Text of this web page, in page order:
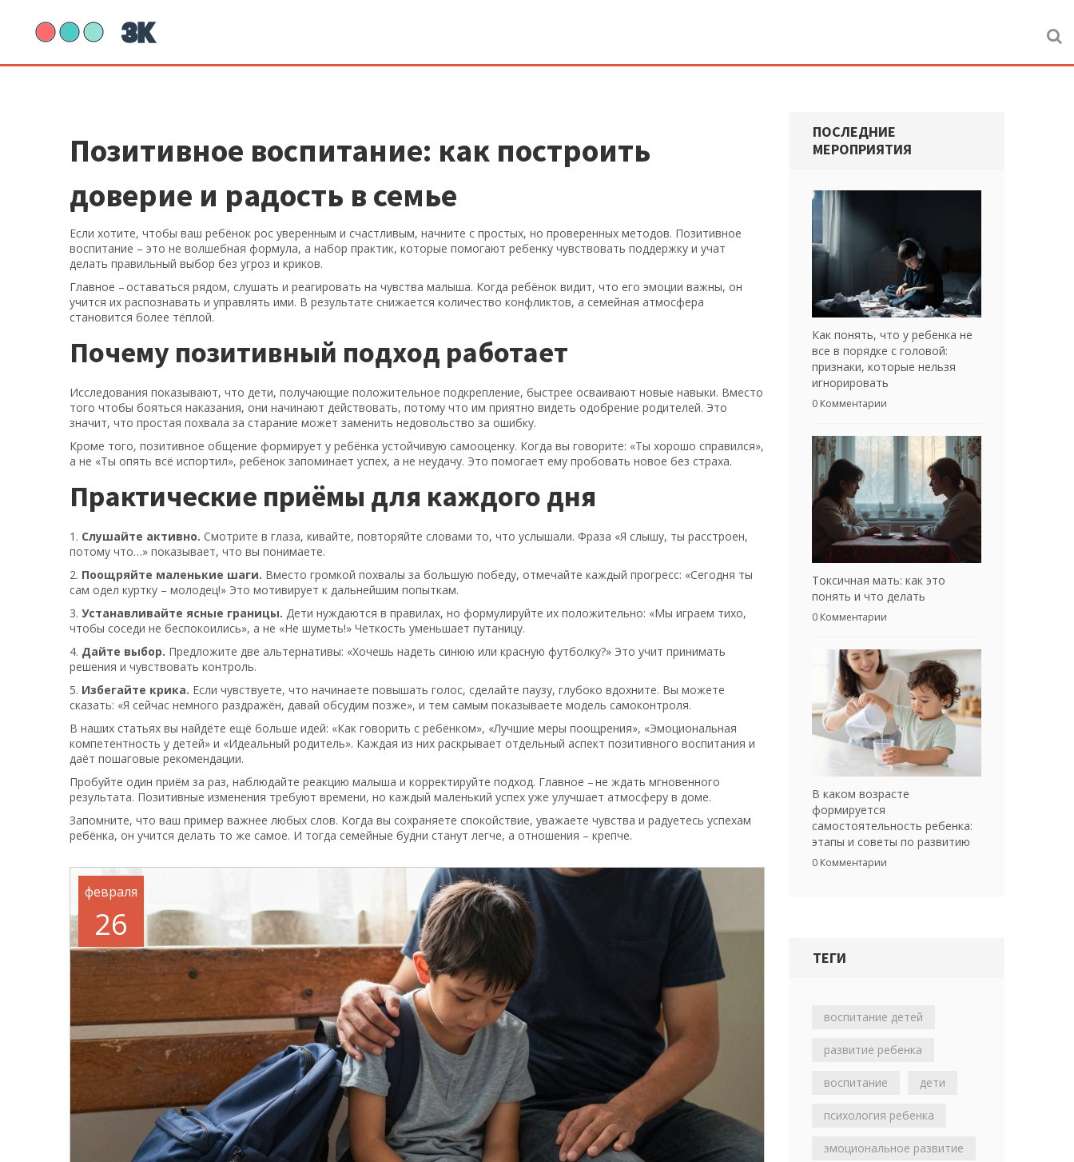
Позитивное воспитание: как построить
доверие и радость в семье
Если хотите, чтобы ваш ребёнок рос уверенным и счастливым, начните с простых, но проверенных методов. Позитивное
воспитание – это не волшебная формула, а набор практик, которые помогают ребенку чувствовать поддержку и учат
делать правильный выбор без угроз и криков.
Главное – оставаться рядом, слушать и реагировать на чувства малыша. Когда ребёнок видит, что его эмоции важны, он
учится их распознавать и управлять ими. В результате снижается количество конфликтов, а семейная атмосфера
становится более тёплой.
Почему позитивный подход работает
Исследования показывают, что дети, получающие положительное подкрепление, быстрее осваивают новые навыки. Вместо
того чтобы бояться наказания, они начинают действовать, потому что им приятно видеть одобрение родителей. Это
значит, что простая похвала за старание может заменить недовольство за ошибку.
Кроме того, позитивное общение формирует у ребёнка устойчивую самооценку. Когда вы говорите: «Ты хорошо справился»,
а не «Ты опять всё испортил», ребёнок запоминает успех, а не неудачу. Это помогает ему пробовать новое без страха.
Практические приёмы для каждого дня
1. Слушайте активно. Смотрите в глаза, кивайте, повторяйте словами то, что услышали. Фраза «Я слышу, ты расстроен,
потому что…» показывает, что вы понимаете.
2. Поощряйте маленькие шаги. Вместо громкой похвалы за большую победу, отмечайте каждый прогресс: «Сегодня ты
сам одел куртку – молодец!» Это мотивирует к дальнейшим попыткам.
3. Устанавливайте ясные границы. Дети нуждаются в правилах, но формулируйте их положительно: «Мы играем тихо,
чтобы соседи не беспокоились», а не «Не шуметь!» Четкость уменьшает путаницу.
4. Дайте выбор. Предложите две альтернативы: «Хочешь надеть синюю или красную футболку?» Это учит принимать
решения и чувствовать контроль.
5. Избегайте крика. Если чувствуете, что начинаете повышать голос, сделайте паузу, глубоко вдохните. Вы можете
сказать: «Я сейчас немного раздражён, давай обсудим позже», и тем самым показываете модель самоконтроля.
В наших статьях вы найдёте ещё больше идей: «Как говорить с ребёнком», «Лучшие меры поощрения», «Эмоциональная
компетентность у детей» и «Идеальный родитель». Каждая из них раскрывает отдельный аспект позитивного воспитания и
даёт пошаговые рекомендации.
Пробуйте один приём за раз, наблюдайте реакцию малыша и корректируйте подход. Главное – не ждать мгновенного
результата. Позитивные изменения требуют времени, но каждый маленький успех уже улучшает атмосферу в доме.
Запомните, что ваш пример важнее любых слов. Когда вы сохраняете спокойствие, уважаете чувства и радуетесь успехам
ребёнка, он учится делать то же самое. И тогда семейные будни станут легче, а отношения – крепче.
февраля
26
ПОСЛЕДНИЕ
МЕРОПРИЯТИЯ
Как понять, что у ребенка не
все в порядке с головой:
признаки, которые нельзя
игнорировать
0 Комментарии
Токсичная мать: как это
понять и что делать
0 Комментарии
В каком возрасте
формируется
самостоятельность ребенка:
этапы и советы по развитию
0 Комментарии
ТЕГИ
воспитание детей
развитие ребенка
воспитание дети
психология ребенка
эмоциональное развитие